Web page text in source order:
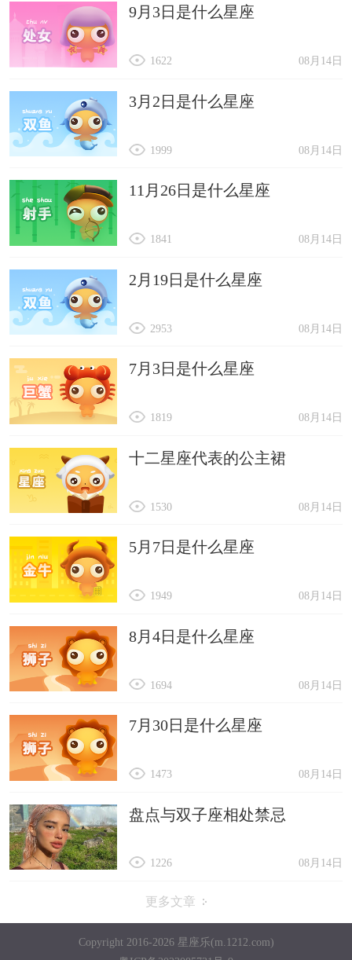
9月3日是什么星座
08月14日
1622
3月2日是什么星座
08月14日
1999
11月26日是什么星座
08月14日
1841
2月19日是什么星座
08月14日
2953
7月3日是什么星座
08月14日
1819
十二星座代表的公主裙
08月14日
1530
5月7日是什么星座
08月14日
1949
8月4日是什么星座
08月14日
1694
7月30日是什么星座
08月14日
1473
盘点与双子座相处禁忌
08月14日
1226
更多文章
Copyright 2016-2026 星座乐(m.1212.com)